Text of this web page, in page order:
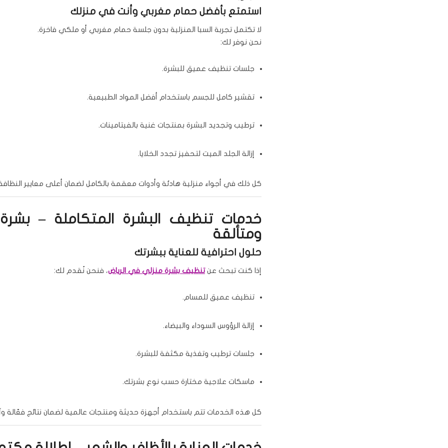
استمتع بأفضل حمام مغربي وأنت في منزلك
لا تكتمل تجربة السبا المنزلية بدون جلسة حمام مغربي أو ملكي فاخرة.
نحن نوفر لك:
جلسات تنظيف عميق للبشرة.
تقشير كامل للجسم باستخدام أفضل المواد الطبيعية.
ترطيب وتجديد البشرة بمنتجات غنية بالفيتامينات.
إزالة الجلد الميت لتحفيز تجدد الخلايا.
كل ذلك في أجواء منزلية هادئة وأدوات معقمة بالكامل لضمان أعلى معايير
خدمات تنظيف البشرة المتكاملة –
ومتألقة
حلول احترافية للعناية ببشرتك
إذا كنت تبحث عنتنظيف بشرة منزلي في الرياض، فنحن نُقدم لك:
تنظيف عميق للمسام.
إزالة الرؤوس السوداء والبيضاء.
جلسات ترطيب وتغذية مكثفة للبشرة.
ماسكات علاجية مختارة حسب نوع بشرتك.
كل هذه الخدمات تتم باستخدام أجهزة حديثة ومنتجات عالمية لضمان نتائج فعّالة